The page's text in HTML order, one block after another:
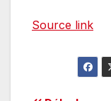
Source link